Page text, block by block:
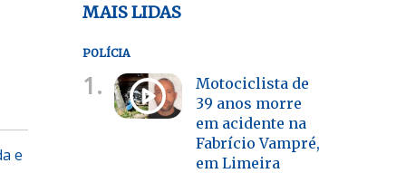
e
MAIS LIDAS
POLÍCIA
1.
Motociclista de
39 anos morre
em acidente na
Fabrício Vampré,
em Limeira